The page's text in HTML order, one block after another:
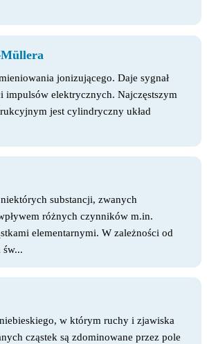
jonizującego. Daje sygnał
impulsów elektrycznych. Najczęstszym
jest cylindryczny układ
substancji, zwanych
różnych czynników m.in.
elementarnymi. W zależności od
św...
niebieskiego, w którym ruchy i zjawiska
cząstek są zdominowane przez pole